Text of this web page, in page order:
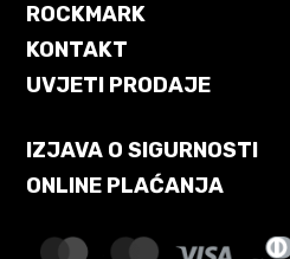
ROCKMARK
KONTAKT
UVJETI PRODAJE
IZJAVA O SIGURNOSTI
ONLINE PLAĆANJA